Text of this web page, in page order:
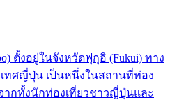
ตั้งอยู่ในจังหวัดฟุกุอิ (Fukui) ทาง
ทศญี่ปุ่น เป็นหนึ่งในสถานที่ท่อง
ากทั้งนักท่องเที่ยวชาวญี่ปุ่นและ